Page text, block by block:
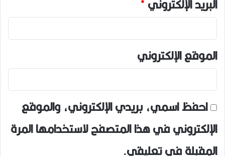
البريد الإلكتروني*
الموقع الإلكتروني
احفظ اسمي، بريدي الإلكتروني، والموقع
الإلكتروني في هذا المتصفح لاستخدامها المرة
المقبلة في تعليقي.